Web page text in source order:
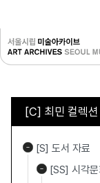
[C] 최민 컬렉션
[S] 도서 자료
[SS] 시각문